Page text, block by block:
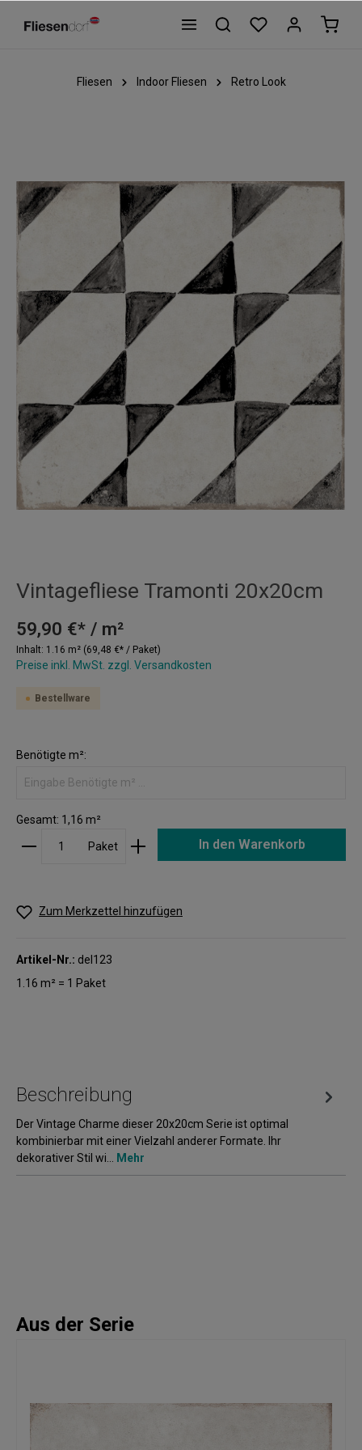
Fliesen Indoor Fliesen Retro Look
Vintagefliese Tramonti 20x20cm
59,90 €* / m²
Inhalt: 1.16 m² (69,48 €* / Paket)
Preise inkl. MwSt. zzgl. Versandkosten
Bestellware
Benötigte m²:
Gesamt: 1,16 m²
Paket In den Warenkorb
Zum Merkzettel hinzufügen
Artikel-Nr.: del123
1.16 m² = 1 Paket
Beschreibung
Der Vintage Charme dieser 20x20cm Serie ist optimal
kombinierbar mit einer Vielzahl anderer Formate. Ihr
dekorativer Stil wi… Mehr
Aus der Serie